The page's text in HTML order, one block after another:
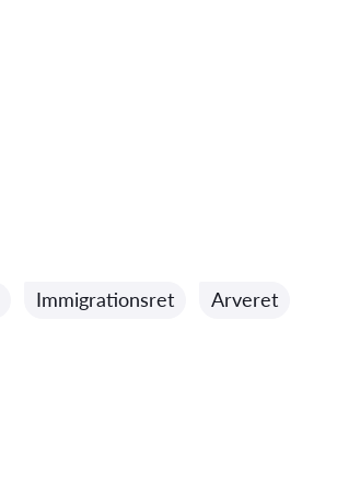
Immigrationsret Arveret